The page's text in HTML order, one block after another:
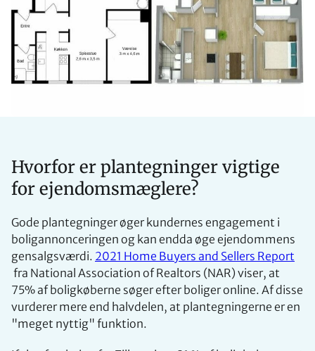
Hvorfor er plantegninger vigtige
for ejendomsmæglere?
Gode plantegninger øger kundernes engagement i
boligannonceringen og kan endda øge ejendommens
gensalgsværdi. 2021 Home Buyers and Sellers Report
fra National Association of Realtors (NAR) viser, at
75% af boligkøberne søger efter boliger online. Af disse
vurderer mere end halvdelen, at plantegningerne er en
"meget nyttig" funktion.